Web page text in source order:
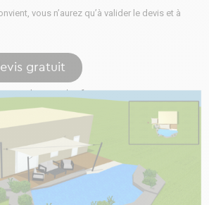
vous n’aurez qu’à valider le devis et à
gratuit